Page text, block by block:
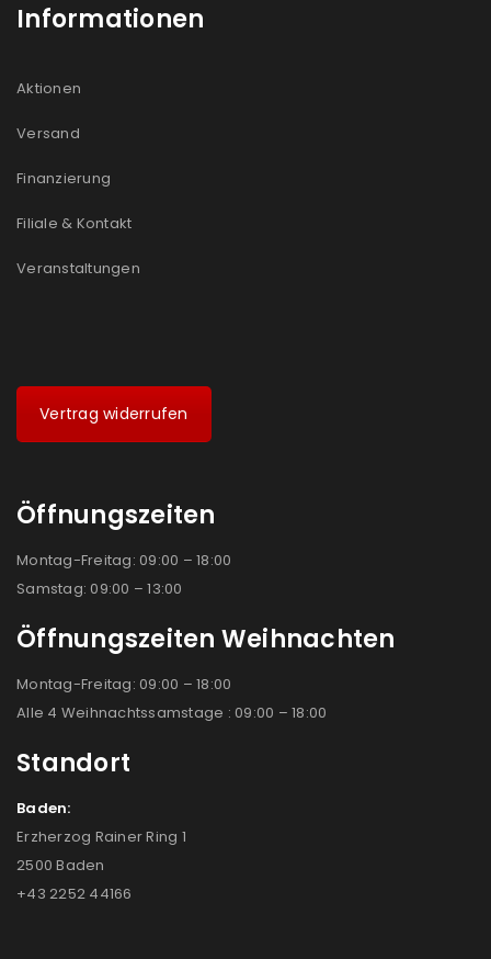
Informationen
Aktionen
Versand
Finanzierung
Filiale & Kontakt
Veranstaltungen
Vertrag widerrufen
Öffnungszeiten
Montag-Freitag: 09:00 – 18:00
Samstag: 09:00 – 13:00
Öffnungszeiten Weihnachten
Montag-Freitag: 09:00 – 18:00
Alle 4 Weihnachtssamstage : 09:00 – 18:00
Standort
Baden:
Erzherzog Rainer Ring 1
2500 Baden
+43 2252 44166